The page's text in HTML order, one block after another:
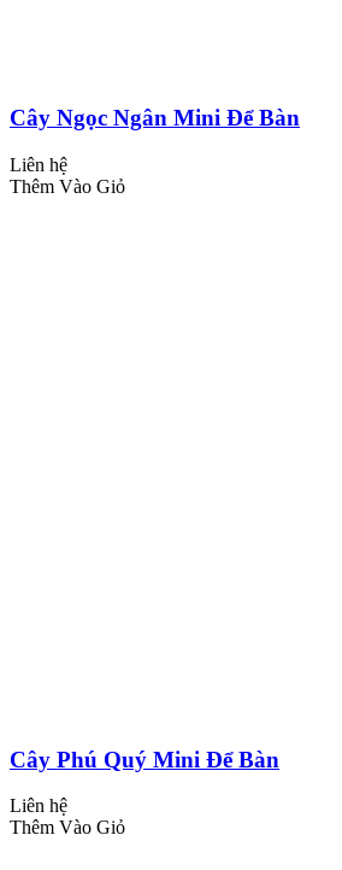
Cây Ngọc Ngân Mini Để Bàn
Liên hệ
Thêm Vào Giỏ
Cây Phú Quý Mini Để Bàn
Liên hệ
Thêm Vào Giỏ